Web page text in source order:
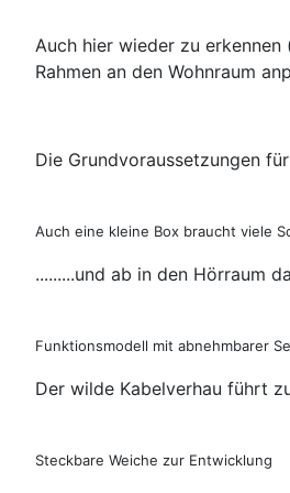
Auch hier wieder zu
Rahmen an den Wohnraum
Die Grundvoraussetzungen
Auch eine kleine Box braucht viele
.........und ab in den Hörraum
Funktionsmodell mit abnehmbarer
Der wilde Kabelverhau führt
Steckbare Weiche zur Entwicklung